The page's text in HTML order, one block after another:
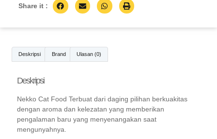
Share it :
Deskripsi Brand Ulasan (0)
Deskripsi
Nekko Cat Food Terbuat dari daging pilihan berkuakitas
dengan aroma dan kelezatan yang memberikan
pengalaman baru yang menyenangakan saat
mengunyahnya.